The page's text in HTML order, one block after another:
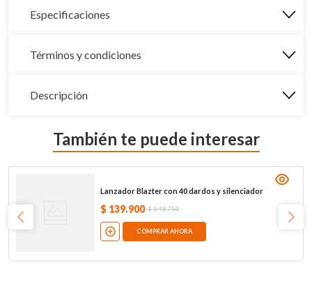
Especificaciones
Términos y condiciones
Descripción
También te puede interesar
Lanzador Blazter con 40 dardos y silenciador
$ 139.900 $549.750
COMPRAR AHORA